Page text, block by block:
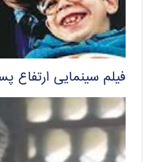
فیلم سینمایی ارتفاع